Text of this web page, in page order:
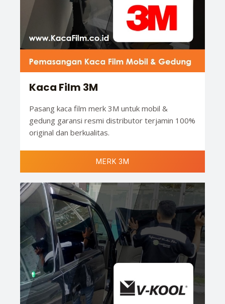
Kaca Film 3M
Pasang kaca film merk 3M untuk mobil &
gedung garansi resmi distributor terjamin 100%
original dan berkualitas.
MERK 3M